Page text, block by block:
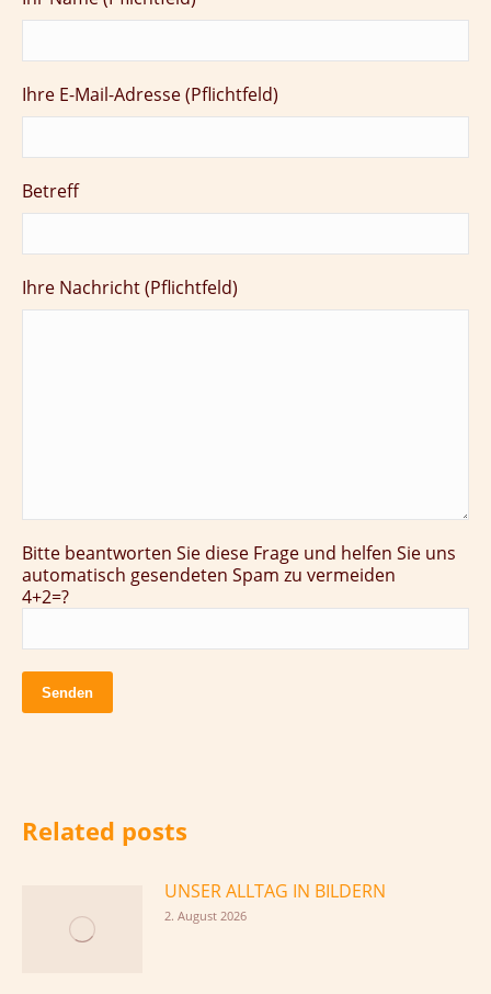
Ihre E-Mail-Adresse (Pflichtfeld)
Betreff
Ihre Nachricht (Pflichtfeld)
Bitte beantworten Sie diese Frage und helfen Sie uns
automatisch gesendeten Spam zu vermeiden
4+2=?
Related posts
UNSER ALLTAG IN BILDERN
2. August 2026